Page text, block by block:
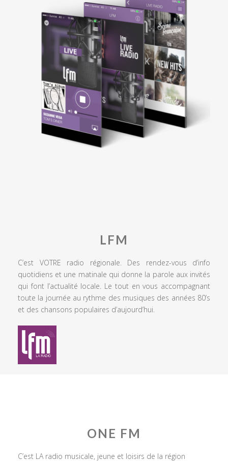
LFM
C’est VOTRE radio régionale. Des rendez-vous d’info
quotidiens et une matinale qui donne la parole aux invités
qui font l’actualité locale. Le tout en vous accompagnant
toute la journée au rythme des musiques des années 80’s
et des chansons populaires d’aujourd’hui.
ONE FM
C’est LA radio musicale, jeune et loisirs de la région